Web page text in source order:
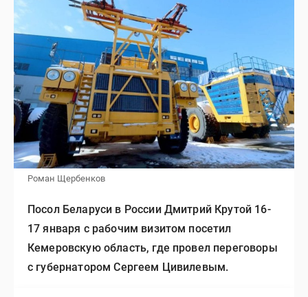
Роман Щербенков
Посол Беларуси в России Дмитрий Крутой 16-
17 января с рабочим визитом посетил
Кемеровскую область, где провел переговоры
с губернатором Сергеем Цивилевым.